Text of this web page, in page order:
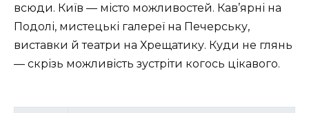
всюди. Київ — місто можливостей. Кав’ярні на
Подолі, мистецькі галереї на Печерську,
виставки й театри на Хрещатику. Куди не глянь
— скрізь можливість зустріти когось цікавого.